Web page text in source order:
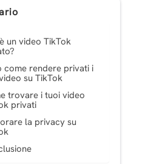
un video TikTok
come rendere privati ​​i
su TikTok
trovare i tuoi video
privati
la privacy su